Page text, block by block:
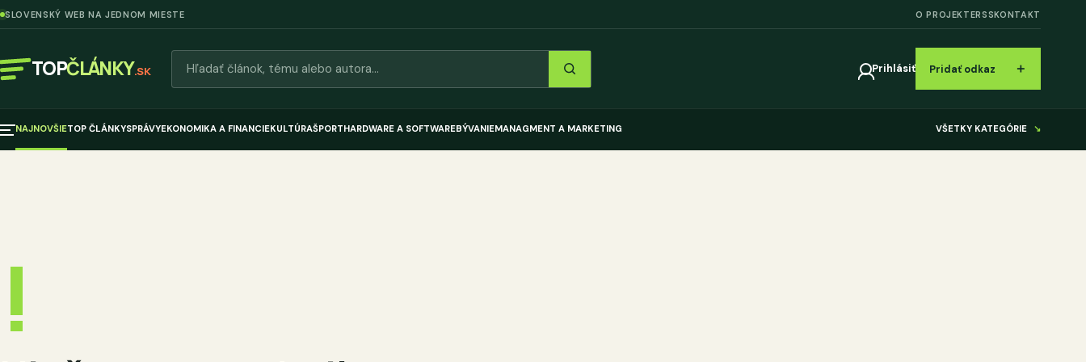
SLOVENSKÝ WEB NA JEDNOM MIESTE O PROJEKTERSSKONTAKT
TOPČLÁNKY.SK Prihlásiť Pridať odkaz ＋
NAJNOVŠIETOP ČLÁNKYSPRÁVYEKONOMIKA A FINANCIEKULTÚRAŠPORTHARDWARE A SOFTWAREBÝVANIEMANAGMENT A MARKETING VŠETKY KATEGÓRIE ↘
!